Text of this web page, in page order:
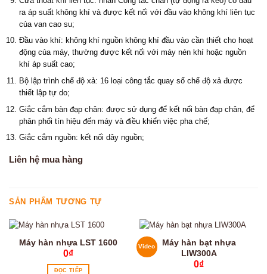
ra áp suất không khí và được kết nối với đầu vào không khí liên tục
của van cao su;
Đầu vào khí: không khí nguồn không khí đầu vào cần thiết cho hoạt
động của máy, thường được kết nối với máy nén khí hoặc nguồn
khí áp suất cao;
Bộ lập trình chế độ xả: 16 loại công tắc quay số chế độ xả được
thiết lập tự do;
Giắc cắm bàn đạp chân: được sử dụng để kết nối bàn đạp chân, để
phân phối tín hiệu đến máy và điều khiển việc pha chế;
Giắc cắm nguồn: kết nối dây nguồn;
Liên hệ mua hàng
SẢN PHẨM TƯƠNG TỰ
Máy hàn nhựa LST 1600
0₫
ĐỌC TIẾP
Video
Máy hàn bạt nhựa
LIW300A
0₫